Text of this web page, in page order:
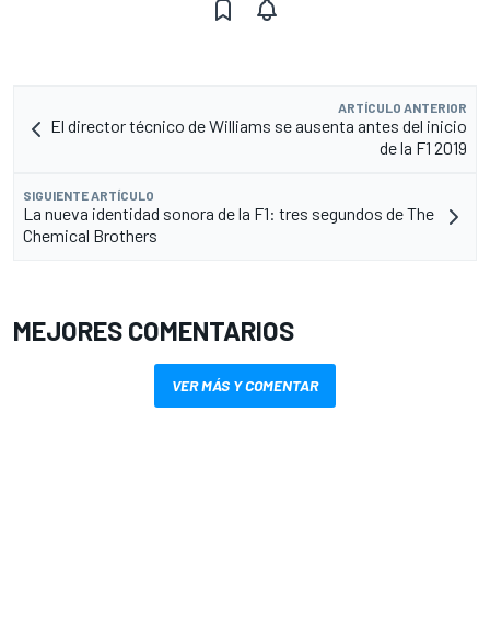
ARTÍCULO ANTERIOR
El director técnico de Williams se ausenta antes del inicio
de la F1 2019
SIGUIENTE ARTÍCULO
La nueva identidad sonora de la F1: tres segundos de The
Chemical Brothers
MEJORES COMENTARIOS
VER MÁS Y COMENTAR